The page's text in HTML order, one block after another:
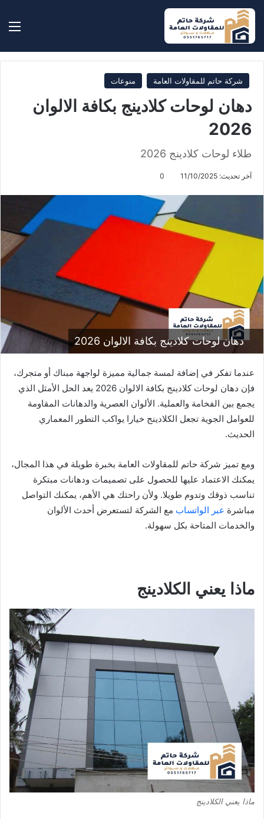
بحث
شركة حاتم للمقاولات العامة منوعات
دهان لوحات كلادينج بكافة الالوان
2026
طلاء لوحات كلادينج 2026
آخر تحديث: 11/10/2025 0
دهان لوحات كلادينج بكافة الالوان 2026
عندما تفكر في إضافة لمسة جمالية مميزة لواجهة مبناك أو متجرك،
فإن دهان لوحات كلادينج بكافة الالوان 2026 يعد الحل الأمثل الذي
يجمع بين الفخامة والعملية. الألوان العصرية والدهانات المقاومة
للعوامل الجوية تجعل الكلادينج خيارا يواكب التطور المعماري
الحديث.
ومع تميز شركة حاتم للمقاولات العامة بخبرة طويلة في هذا المجال،
يمكنك الاعتماد عليها للحصول على تصميمات ودهانات مبتكرة
تناسب ذوقك وتدوم طويلا. ولأن راحتك هي الأهم، يمكنك التواصل
مباشرة عبر الواتساب مع الشركة لتستعرض أحدث الألوان
والخدمات المتاحة بكل سهولة.
ماذا يعني الكلادينج
ماذا يعني الكلادينج